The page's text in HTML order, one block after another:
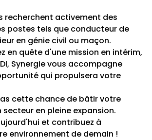
recherchent activement des
postes tels que conducteur de
en génie civil ou maçon.
en quête d'une mission en intérim,
Synergie vous accompagne
qui propulsera votre
cette chance de bâtir votre
secteur en pleine expansion.
et contribuez à
environnement de demain !